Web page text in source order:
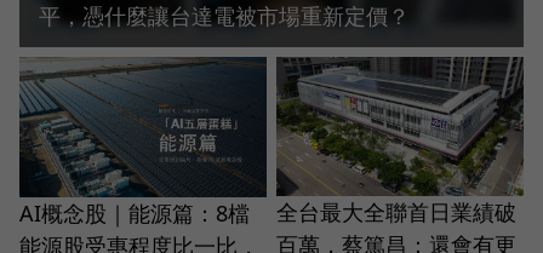
平，憑什麼讓台達電被市場重新定價？
AI概念股｜能源篇：8檔
能源股受惠程度比一比，
全台最大全聯首日業績破
百萬，蔡篤昌：還會有更